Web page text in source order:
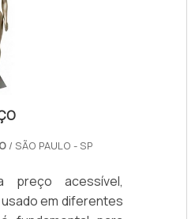
/ SÃO PAULO - SP
preço acessível,
em diferentes